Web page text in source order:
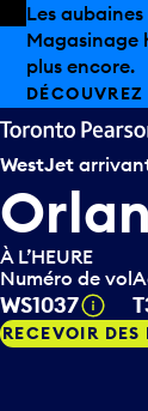
Skip to offers
Passer au
Les
Magasinage
plus encore.
WestJet
À L’HEURE
Numéro de vol
WS1037
RECEVOIR